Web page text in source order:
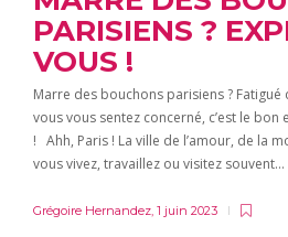
PARISIENS ?
VOUS !
Marre des bouchons parisiens ? Fatigué
vous vous sentez concerné, c’est le
! Ahh, Paris ! La ville de l’amour, de la
vous vivez, travaillez ou visitez souvent…
Grégoire Hernandez 1 juin 2023